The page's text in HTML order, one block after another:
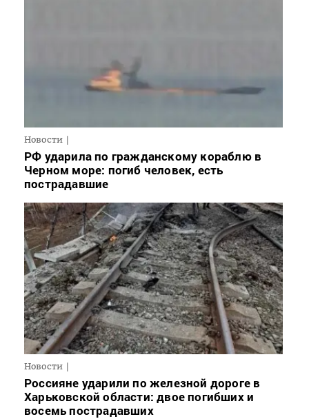
Новости
РФ ударила по гражданскому кораблю в
Черном море: погиб человек, есть
пострадавшие
Новости
Россияне ударили по железной дороге в
Харьковской области: двое погибших и
восемь пострадавших